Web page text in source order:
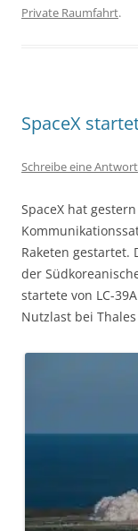
Private Raumfahrt.
SpaceX
Schreibe eine Antwort
SpaceX hat
Raketen gestartet.
der
startete von LC-
Nutzlast bei